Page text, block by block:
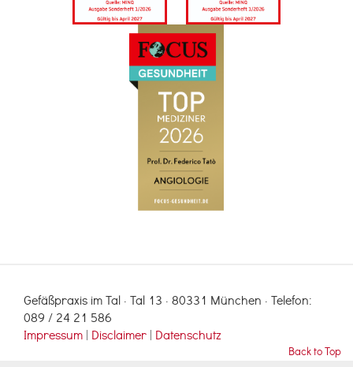
Gefäßpraxis im Tal · Tal 13 · 80331 München · Telefon:
089 / 24 21 586
Impressum | Disclaimer | Datenschutz
Back to Top